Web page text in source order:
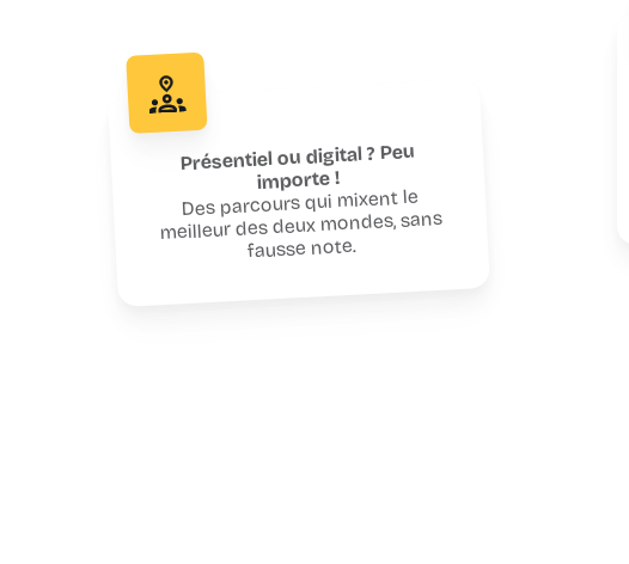
Présentiel ou digital ? Peu
importe !
Des parcours qui mixent le
meilleur des deux mondes, sans
fausse note.